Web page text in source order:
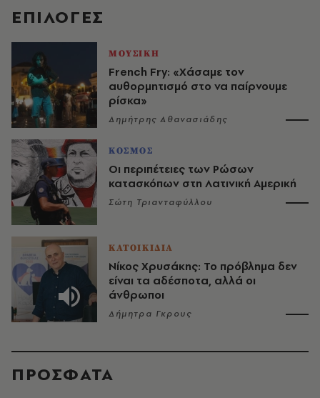
EΠΙΛΟΓΈΣ
ΜΟΥΣΙΚΗ
French Fry: «Χάσαμε τον
αυθορμητισμό στο να παίρνουμε
ρίσκα»
Δημήτρης Αθανασιάδης
ΚΟΣΜΟΣ
Οι περιπέτειες των Ρώσων
κατασκόπων στη Λατινική Αμερική
Σώτη Τριανταφύλλου
ΚΑΤΟΙΚΙΔΙΑ
Νίκος Χρυσάκης: Το πρόβλημα δεν
είναι τα αδέσποτα, αλλά οι
άνθρωποι
Δήμητρα Γκρους
ΠΡΟΣΦΑΤΑ